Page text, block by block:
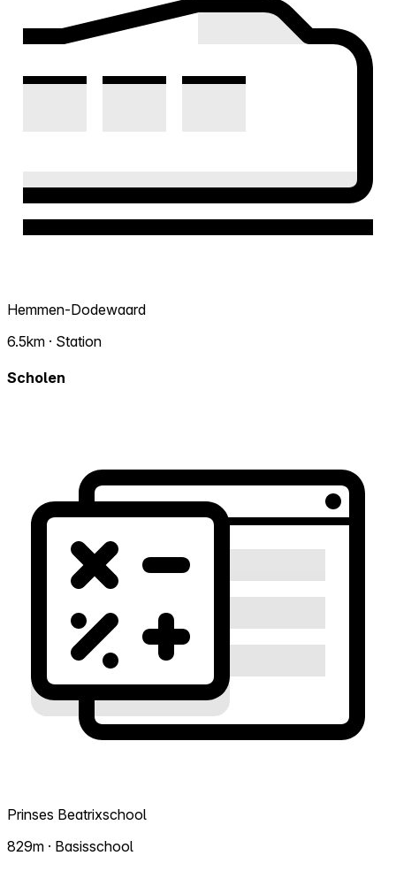
Hemmen-Dodewaard
6.5km · Station
Scholen
Prinses Beatrixschool
829m · Basisschool